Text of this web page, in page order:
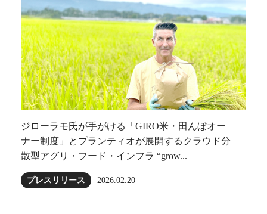
ジローラモ⽒が⼿がける「GIRO⽶・田んぼオー
ナー制度」とプランティオが展開するクラウド分
散型アグリ・フード・インフラ “grow...
プレスリリース 2026.02.20